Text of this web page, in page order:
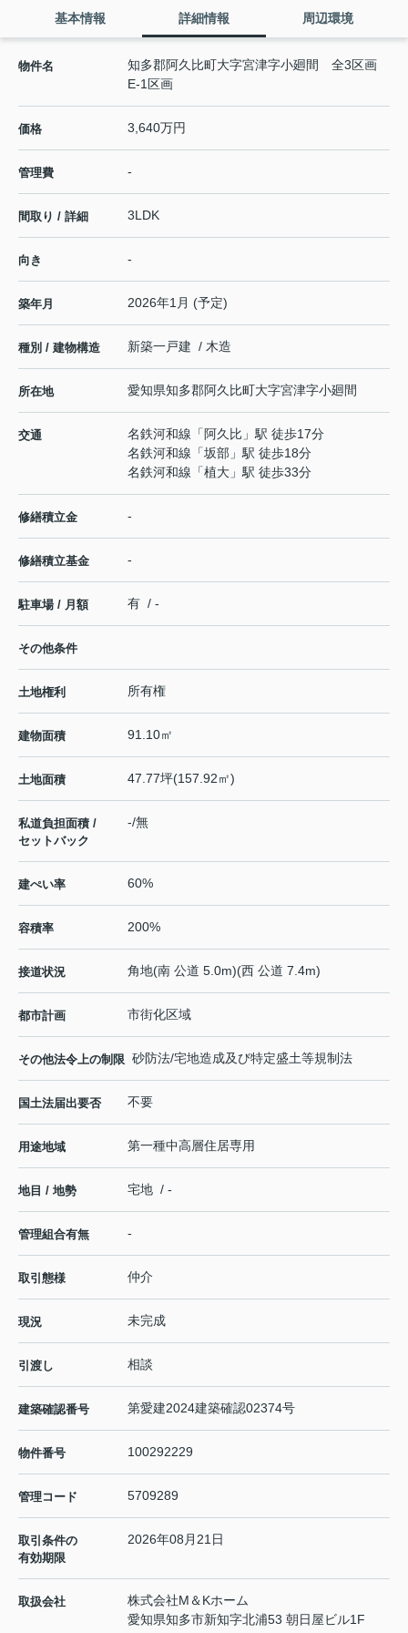
基本情報 詳細情報 周辺環境
物件名
知多郡阿久比町大字宮津字小廻間 全3区画
E-1区画
価格 3,640万円
管理費 -
間取り / 詳細 3LDK
向き -
築年月 2026年1月 (予定)
種別 / 建物構造 新築一戸建 / 木造
所在地 愛知県知多郡阿久比町大字宮津字小廻間
交通 名鉄河和線 「 阿久比 」駅 徒歩17分
名鉄河和線 「坂部 」駅 徒歩18分
名鉄河和線 「植大 」駅 徒歩33分
修繕積立金 -
修繕積立基金 -
駐車場 / 月額 有 / -
その他条件
土地権利 所有権
建物面積 91.10㎡
土地面積 47.77坪(157.92㎡)
私道負担面積 /
セットバック
-/無
建ぺい率 60%
容積率 200%
接道状況 角地(南 公道 5.0m)(西 公道 7.4m)
都市計画 市街化区域
その他法令上の制限 砂防法/宅地造成及び特定盛土等規制法
国土法届出要否 不要
用途地域 第一種中高層住居専用
地目 / 地勢 宅地 / -
管理組合有無 -
取引態様 仲介
現況 未完成
引渡し 相談
建築確認番号 第愛建2024建築確認02374号
物件番号 100292229
管理コード 5709289
取引条件の
有効期限
2026年08月21日
取扱会社
株式会社M＆Kホーム
愛知県知多市新知字北浦53 朝日屋ビル1F